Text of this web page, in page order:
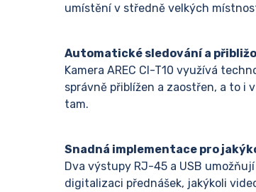
umístění v středně velkých
Automatické sledování a
Kamera AREC CI-T10 využívá
správně přiblížen a zaostřen, a to i
tam.
Snadná implementace pro
Dva výstupy RJ-45 a USB
digitalizaci přednášek, jakýkoli